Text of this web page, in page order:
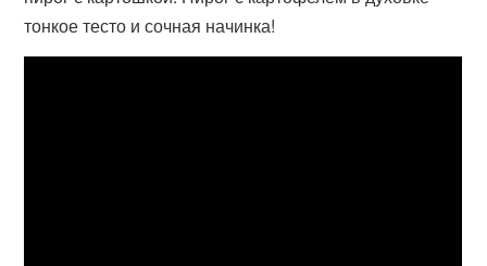
тонкое тесто и сочная начинка!